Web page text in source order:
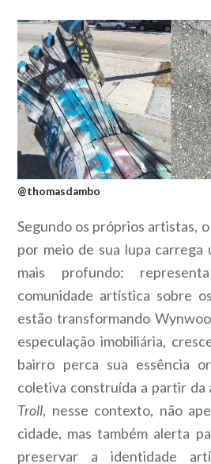
@thomasdambo
Segundo os próprios artistas,
por meio de sua lupa carrega
mais profundo:
comunidade artística sobre
estão transformando
especulação imobiliária,
bairro perca sua essência
coletiva construída a partir da
Troll, nesse contexto, não
cidade, mas também alerta
preservar a identidade